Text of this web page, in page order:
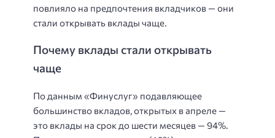
повлияло на предпочтения вкладчиков — они
стали открывать вклады чаще.
Почему вклады стали открывать
чаще
По данным «Финуслуг» подавляющее
большинство вкладов, открытых в апреле —
это вклады на срок до шести месяцев — 94%.